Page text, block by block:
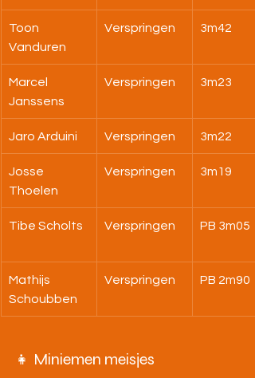
Toon
Vanduren
Verspringen 3m42
Marcel
Janssens
Verspringen 3m23
Jaro Arduini Verspringen 3m22
Josse
Thoelen
Verspringen 3m19
Tibe Scholts Verspringen PB 3m05
Mathijs
Schoubben
Verspringen PB 2m90
👧 Miniemen meisjes